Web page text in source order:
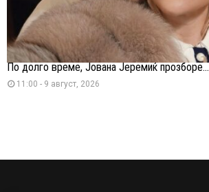
По долго време, Јована Јеремиќ прозборе...
11:00 - 9 август, 2026